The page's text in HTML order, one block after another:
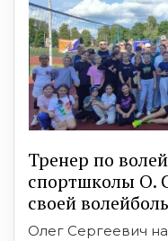
Тренер по
спортшколы О.
своей
Олег Сергеевич